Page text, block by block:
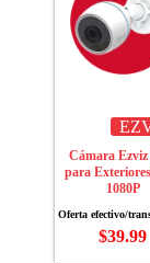
Cámara
para
1080P
$39.99